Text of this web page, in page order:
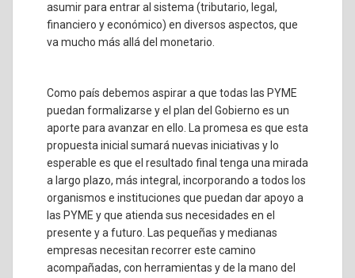
asumir para entrar al sistema (tributario, legal,
financiero y económico) en diversos aspectos, que
va mucho más allá del monetario.
Como país debemos aspirar a que todas las PYME
puedan formalizarse y el plan del Gobierno es un
aporte para avanzar en ello. La promesa es que esta
propuesta inicial sumará nuevas iniciativas y lo
esperable es que el resultado final tenga una mirada
a largo plazo, más integral, incorporando a todos los
organismos e instituciones que puedan dar apoyo a
las PYME y que atienda sus necesidades en el
presente y a futuro. Las pequeñas y medianas
empresas necesitan recorrer este camino
acompañadas, con herramientas y de la mano del